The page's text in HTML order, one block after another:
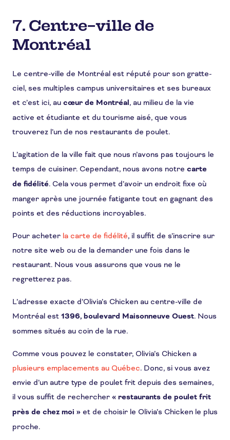
7. Centre-ville de
Montréal
Le centre-ville de Montréal est réputé pour son gratte-
ciel, ses multiples campus universitaires et ses bureaux
et c’est ici, au cœur de Montréal, au milieu de la vie
active et étudiante et du tourisme aisé, que vous
trouverez l’un de nos restaurants de poulet.
L’agitation de la ville fait que nous n’avons pas toujours le
temps de cuisiner. Cependant, nous avons notre carte
de fidélité. Cela vous permet d’avoir un endroit fixe où
manger après une journée fatigante tout en gagnant des
points et des réductions incroyables.
Pour acheter la carte de fidélité, il suffit de s’inscrire sur
notre site web ou de la demander une fois dans le
restaurant. Nous vous assurons que vous ne le
regretterez pas.
L’adresse exacte d’Olivia’s Chicken au centre-ville de
Montréal est 1396, boulevard Maisonneuve Ouest. Nous
sommes situés au coin de la rue.
Comme vous pouvez le constater, Olivia’s Chicken a
plusieurs emplacements au Québec. Donc, si vous avez
envie d’un autre type de poulet frit depuis des semaines,
il vous suffit de rechercher « restaurants de poulet frit
près de chez moi » et de choisir le Olivia’s Chicken le plus
proche.